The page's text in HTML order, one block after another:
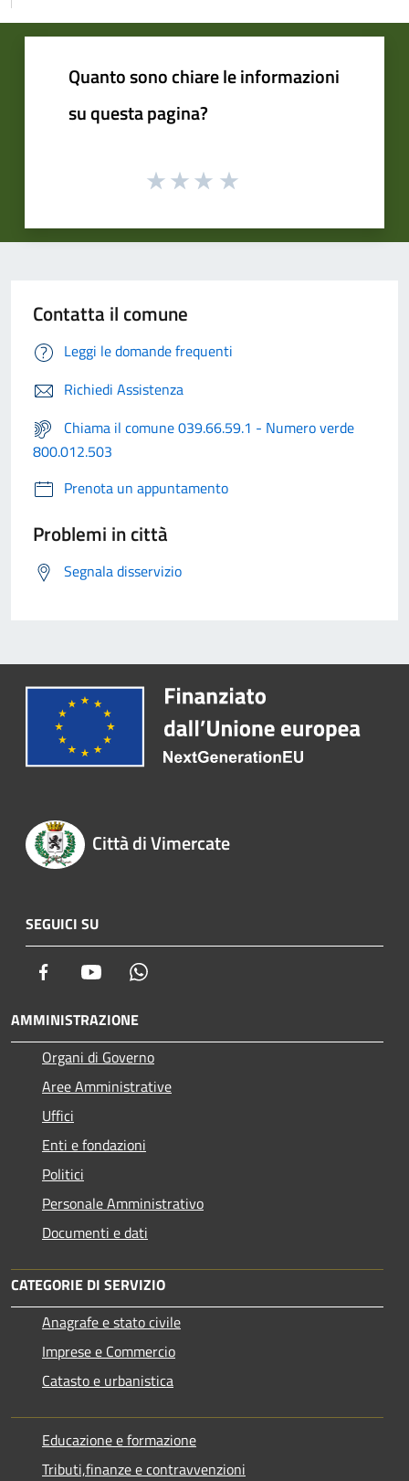
Quanto sono chiare le informazioni
su questa pagina?
Contatta il comune
Leggi le domande frequenti
Richiedi Assistenza
Chiama il comune 039.66.59.1 - Numero verde
800.012.503
Prenota un appuntamento
Problemi in città
Segnala disservizio
Città di Vimercate
SEGUICI SU
Facebook Youtube
AMMINISTRAZIONE
Organi di Governo
Aree Amministrative
Uffici
Enti e fondazioni
Politici
Personale Amministrativo
Documenti e dati
CATEGORIE DI SERVIZIO
Anagrafe e stato civile
Imprese e Commercio
Catasto e urbanistica
Educazione e formazione
Tributi,finanze e contravvenzioni